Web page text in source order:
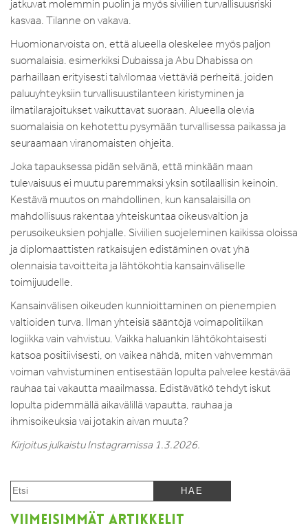
jatkuvat molemmin puolin ja myös siviilien turvallisuusriski
kasvaa. Tilanne on vakava.
Huomionarvoista on, että alueella oleskelee myös paljon
suomalaisia. esimerkiksi Dubaissa ja Abu Dhabissa on
parhaillaan erityisesti talvilomaa viettäviä perheitä, joiden
paluuyhteyksiin turvallisuustilanteen kiristyminen ja
ilmatilarajoitukset vaikuttavat suoraan. Alueella olevia
suomalaisia on kehotettu pysymään turvallisessa paikassa ja
seuraamaan viranomaisten ohjeita.
Joka tapauksessa pidän selvänä, että minkään maan
tulevaisuus ei muutu paremmaksi yksin sotilaallisin keinoin.
Kestävä muutos on mahdollinen, kun kansalaisilla on
mahdollisuus rakentaa yhteiskuntaa oikeusvaltion ja
perusoikeuksien pohjalle. Siviilien suojeleminen kaikissa oloissa
ja diplomaattisten ratkaisujen edistäminen ovat yhä
olennaisia tavoitteita ja lähtökohtia kansainväliselle
toimijuudelle.
Kansainvälisen oikeuden kunnioittaminen on pienempien
valtioiden turva. Ilman yhteisiä sääntöjä voimapolitiikan
logiikka vain vahvistuu. Vaikka haluankin lähtökohtaisesti
katsoa positiivisesti, on vaikea nähdä, miten vahvemman
voiman vahvistuminen entisestään lopulta palvelee kestävää
rauhaa tai vakautta maailmassa. Edistävätkö tehdyt iskut
lopulta pidemmällä aikavälillä vapautta, rauhaa ja
ihmisoikeuksia vai jotakin aivan muuta?
Kirjoitus julkaistu Instagramissa 1.3.2026.
VIIMEISIMMÄT ARTIKKELIT